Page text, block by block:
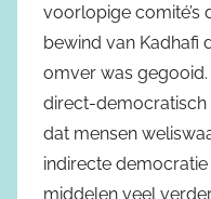
voorlopige comité’s
bewind van Kadhafi
omver was
direct-democratisch
dat mensen
indirecte
middelen veel